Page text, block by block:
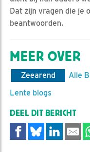
Dat zijn vragen die je
beantwoorden.
MEER OVER
Zeearend
Alle
Lente blogs
DEEL DIT BERICHT